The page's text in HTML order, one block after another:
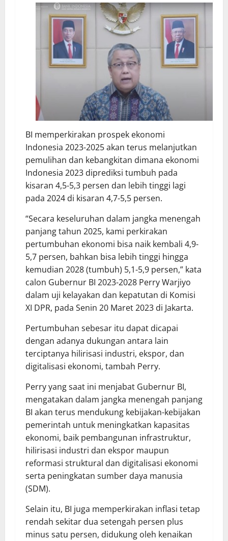
BI memperkirakan prospek ekonomi
Indonesia 2023-2025 akan terus melanjutkan
pemulihan dan kebangkitan dimana ekonomi
Indonesia 2023 diprediksi tumbuh pada
kisaran 4,5-5,3 persen dan lebih tinggi lagi
pada 2024 di kisaran 4,7-5,5 persen.
“Secara keseluruhan dalam jangka menengah
panjang tahun 2025, kami perkirakan
pertumbuhan ekonomi bisa naik kembali 4,9-
5,7 persen, bahkan bisa lebih tinggi hingga
kemudian 2028 (tumbuh) 5,1-5,9 persen,” kata
calon Gubernur BI 2023-2028 Perry Warjiyo
dalam uji kelayakan dan kepatutan di Komisi
XI DPR, pada Senin 20 Maret 2023 di Jakarta.
Pertumbuhan sebesar itu dapat dicapai
dengan adanya dukungan antara lain
terciptanya hilirisasi industri, ekspor, dan
digitalisasi ekonomi, tambah Perry.
Perry yang saat ini menjabat Gubernur BI,
mengatakan dalam jangka menengah panjang
BI akan terus mendukung kebijakan-kebijakan
pemerintah untuk meningkatkan kapasitas
ekonomi, baik pembangunan infrastruktur,
hilirisasi industri dan ekspor maupun
reformasi struktural dan digitalisasi ekonomi
serta peningkatan sumber daya manusia
(SDM).
Selain itu, BI juga memperkirakan inflasi tetap
rendah sekitar dua setengah persen plus
minus satu persen, didukung oleh kenaikan